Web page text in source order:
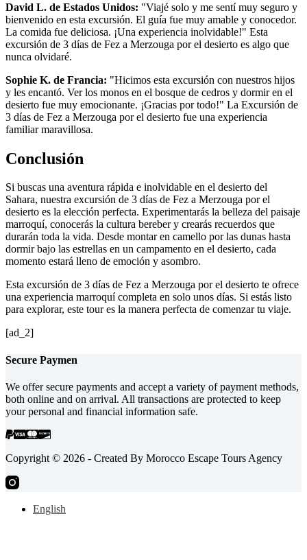
David L. de Estados Unidos: "Viajé solo y me sentí muy seguro y
bienvenido en esta excursión. El guía fue muy amable y conocedor.
La comida fue deliciosa. ¡Una experiencia inolvidable!" Esta
excursión de 3 días de Fez a Merzouga por el desierto es algo que
nunca olvidaré.
Sophie K. de Francia: "Hicimos esta excursión con nuestros hijos
y les encantó. Ver los monos en el bosque de cedros y dormir en el
desierto fue muy emocionante. ¡Gracias por todo!" La Excursión de
3 días de Fez a Merzouga por el desierto fue una experiencia
familiar maravillosa.
Conclusión
Si buscas una aventura rápida e inolvidable en el desierto del
Sahara, nuestra excursión de 3 días de Fez a Merzouga por el
desierto es la elección perfecta. Experimentarás la belleza del paisaje
marroquí, conocerás la cultura bereber y crearás recuerdos que
durarán toda la vida. Desde montar en camello por las dunas hasta
dormir bajo las estrellas en un campamento en el desierto, cada
momento estará lleno de emoción y asombro.
Esta excursión de 3 días de Fez a Merzouga por el desierto te ofrece
una experiencia marroquí completa en solo unos días. Si estás listo
para explorar, este tour es la manera perfecta de comenzar tu viaje.
[ad_2]
Secure Paymen
We offer secure payments and accept a variety of payment methods,
both online and on arrival. All transactions are protected to keep
your personal and financial information safe.
Copyright © 2026 - Created By Morocco Escape Tours Agency
English